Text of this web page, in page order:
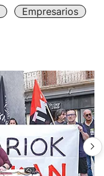
Empresarios